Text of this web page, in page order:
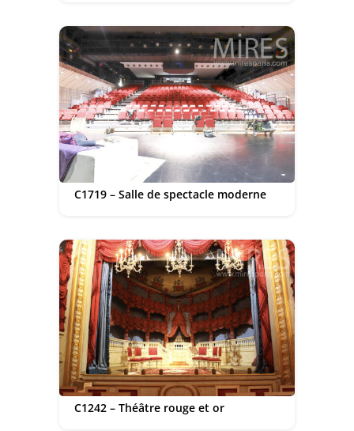
C1719 – Salle de spectacle moderne
C1242 – Théâtre rouge et or